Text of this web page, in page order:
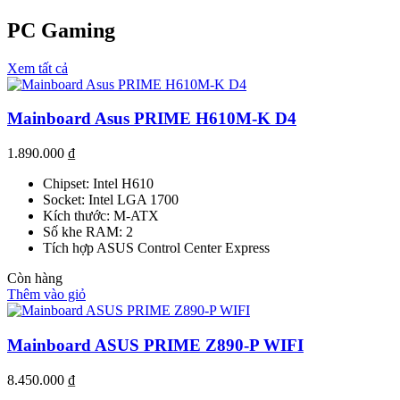
PC Gaming
Xem tất cả
Mainboard Asus PRIME H610M-K D4
1.890.000 ₫
Chipset: Intel H610
Socket: Intel LGA 1700
Kích thước: M-ATX
Số khe RAM: 2
Tích hợp ASUS Control Center Express
Còn hàng
Thêm vào giỏ
Mainboard ASUS PRIME Z890-P WIFI
8.450.000 ₫